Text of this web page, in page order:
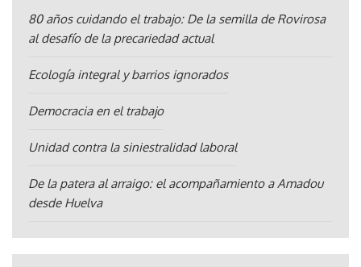
80 años cuidando el trabajo: De la semilla de Rovirosa
al desafío de la precariedad actual
Ecología integral y barrios ignorados
Democracia en el trabajo
Unidad contra la siniestralidad laboral
De la patera al arraigo: el acompañamiento a Amadou
desde Huelva